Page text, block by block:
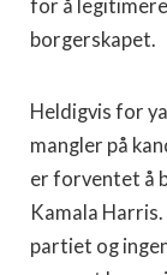
for å
borgerskapet.
Heldigvis for
mangler på
er forventet å
Kamala
partiet og